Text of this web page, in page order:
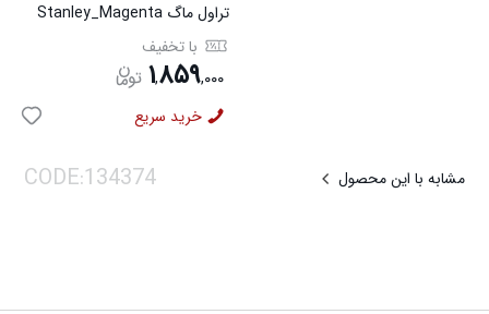
تراول ماگ Stanley_Magenta
مدل 3778 با تخفیف
۱,۸۵۹,۰۰۰
خرید سریع
مشابه با این محصول